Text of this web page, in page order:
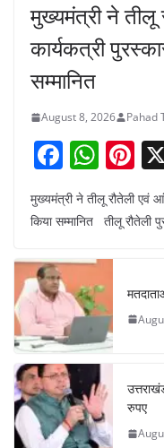
मुख्यमंत्री ने तीलू
कार्यकत्री
सम्मानित
August 8, 2026 Pahad
F
a
c
b
o
o
k
W
h
at
A
p
p
Pi
nt
er
मुख्यमंत्री ने तीलू रौतेली एवं
किया सम्मानित तीलू रौतेली
रुपए